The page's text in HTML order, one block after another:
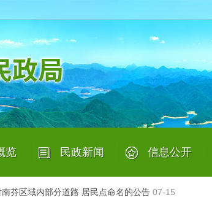
览
|
民政新闻
|
信息公开
29
招募承接养老机构预收费业务的银行结果的公告08-
织及个人信息公示表（2026年7月23日更新）07-23
芬区域内部分道路 居民点命名的公告 07-15